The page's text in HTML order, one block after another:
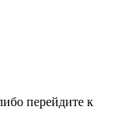
перейдите к